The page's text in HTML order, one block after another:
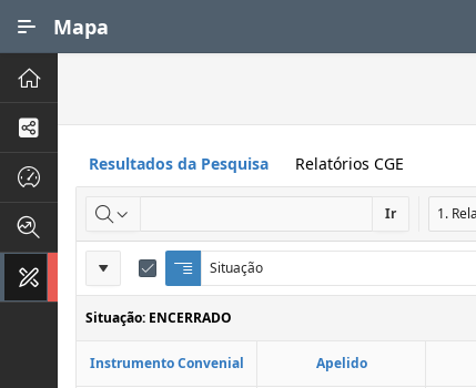
Mapa
Processos de Negócios
Resultados da Pesquisa Relatórios CGE
Ir
Definições
do
Relatório
Situação
Q
u
e
b
a
E
d
i
t
r
Situação: ENCERRADO
Instrumento Convenial Apelido